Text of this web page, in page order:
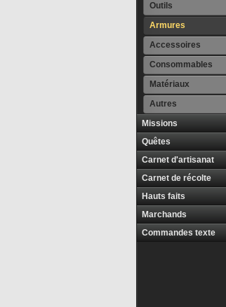
Outils
Armures
Accessoires
Consommables
Matériaux
Autres
Missions
Quêtes
Carnet d'artisanat
Carnet de récolte
Hauts faits
Marchands
Commandes texte